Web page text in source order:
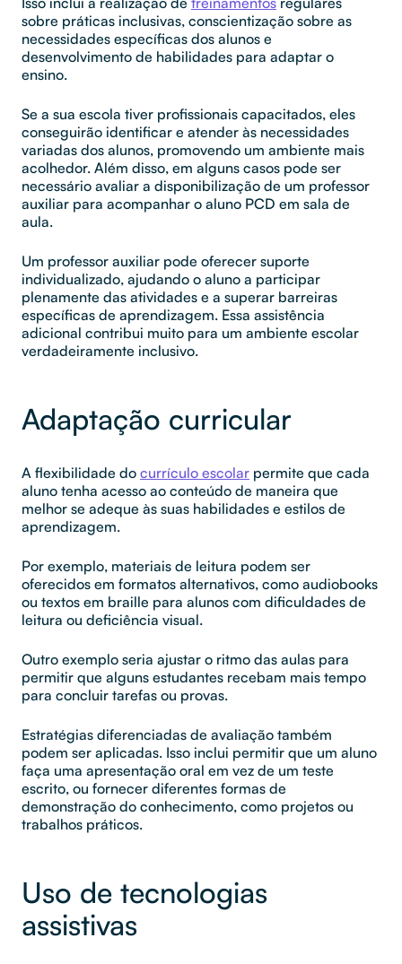
sobre práticas inclusivas, conscientização sobre as
necessidades específicas dos alunos e
desenvolvimento de habilidades para adaptar o
ensino.
Se a sua escola tiver profissionais capacitados, eles
conseguirão identificar e atender às necessidades
variadas dos alunos, promovendo um ambiente mais
acolhedor. Além disso, em alguns casos pode ser
necessário avaliar a disponibilização de um professor
auxiliar para acompanhar o aluno PCD em sala de
aula.
Um professor auxiliar pode oferecer suporte
individualizado, ajudando o aluno a participar
plenamente das atividades e a superar barreiras
específicas de aprendizagem. Essa assistência
adicional contribui muito para um ambiente escolar
verdadeiramente inclusivo.
Adaptação curricular
A flexibilidade do currículo escolar permite que cada
aluno tenha acesso ao conteúdo de maneira que
melhor se adeque às suas habilidades e estilos de
aprendizagem.
Por exemplo, materiais de leitura podem ser
oferecidos em formatos alternativos, como audiobooks
ou textos em braille para alunos com dificuldades de
leitura ou deficiência visual.
Outro exemplo seria ajustar o ritmo das aulas para
permitir que alguns estudantes recebam mais tempo
para concluir tarefas ou provas.
Estratégias diferenciadas de avaliação também
podem ser aplicadas. Isso inclui permitir que um aluno
faça uma apresentação oral em vez de um teste
escrito, ou fornecer diferentes formas de
demonstração do conhecimento, como projetos ou
trabalhos práticos.
Uso de tecnologias
assistivas